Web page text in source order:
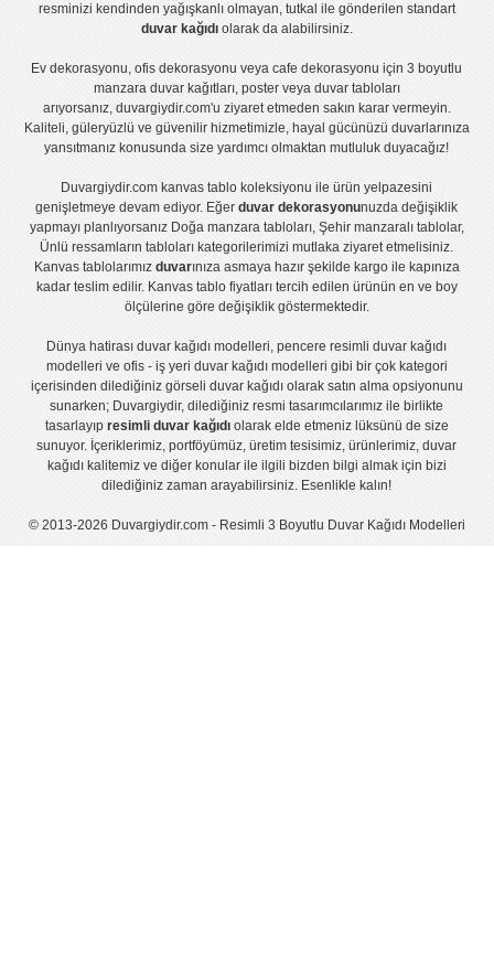
resminizi kendinden yağışkanlı olmayan, tutkal ile gönderilen standart
duvar kağıdıolarak da alabilirsiniz.
Ev dekorasyonu,ofis dekorasyonu veyacafe dekorasyonu için3 boyutlu
manzara duvar kağıtları, posterveya duvar tabloları
arıyorsanız, duvargiydir.com'u ziyaret etmeden sakın karar vermeyin.
Kaliteli, güleryüzlü ve güvenilir hizmetimizle, hayal gücünüzü duvarlarınıza
yansıtmanız konusunda size yardımcı olmaktan mutluluk duyacağız!
Duvargiydir.com kanvas tablo koleksiyonu ile ürün yelpazesini
genişletmeye devam ediyor. Eğerduvar dekorasyonunuzda değişiklik
yapmayı planlıyorsanız Doğa manzara tabloları, Şehir manzaralı tablolar,
Ünlü ressamların tabloları kategorilerimizi mutlaka ziyaret etmelisiniz.
Kanvas tablolarımız duvarınıza asmaya hazır şekilde kargo ile kapınıza
kadar teslim edilir. Kanvas tablo fiyatlarıtercih edilen ürünün en ve boy
ölçülerine göre değişiklik göstermektedir.
Dünya hatirası duvar kağıdı modelleri,pencere resimli duvar kağıdı
modelleri ve ofis - iş yeri duvar kağıdı modelleri gibi bir çok kategori
içerisinden dilediğiniz görseli duvar kağıdı olarak satın alma opsiyonunu
sunarken; Duvargiydir, dilediğiniz resmi tasarımcılarımız ile birlikte
tasarlayıp resimli duvar kağıdıolarak elde etmeniz lüksünü de size
sunuyor. İçeriklerimiz, portföyümüz, üretim tesisimiz, ürünlerimiz, duvar
kağıdı kalitemiz ve diğer konular ile ilgili bizden bilgi almak için bizi
dilediğiniz zaman arayabilirsiniz. Esenlikle kalın!
© 2013-2026 Duvargiydir.com - Resimli 3 Boyutlu Duvar Kağıdı Modelleri